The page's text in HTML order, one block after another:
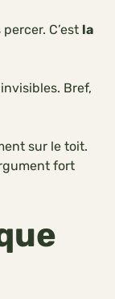
C’est la
Bref,
sur le toit.
fort